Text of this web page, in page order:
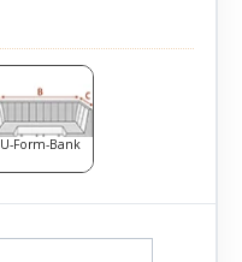
U-Form-Bank